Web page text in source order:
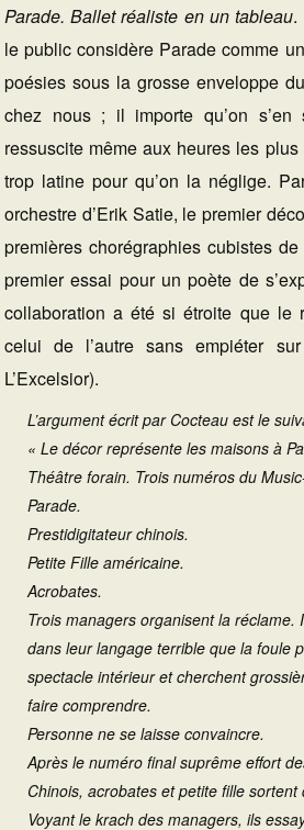
Parade. Ballet réaliste en un tableau.
le public considère Parade comme
poésies sous la grosse enveloppe
chez nous ; il importe qu’on s’en
ressuscite même aux heures les plus
trop latine pour qu’on la néglige.
orchestre d’Erik Satie, le premier
premières chorégraphies cubistes
premier essai pour un poète de
collaboration a été si étroite que le
celui de l’autre sans empiéter
L’Excelsior).
L’argument écrit par Cocteau est le
« Le décor représente les maisons à
Théâtre forain. Trois numéros du
Parade.
Prestidigitateur chinois.
Petite Fille américaine.
Acrobates.
Trois managers organisent la réclame.
dans leur langage terrible que la foule
spectacle intérieur et cherchent
faire comprendre.
Personne ne se laisse convaincre.
Après le numéro final suprême effort
Chinois, acrobates et petite fille sortent
Voyant le krach des managers, ils